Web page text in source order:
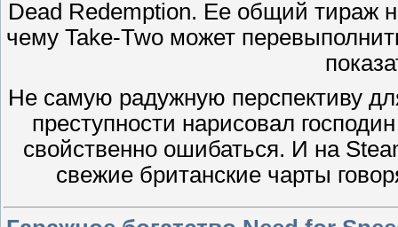
Dead Redemption. Ее общий тираж
чему Take-Two может
Не самую радужную перспективу
преступности нарисовал
свойственно ошибаться. И на
свежие британские чарты